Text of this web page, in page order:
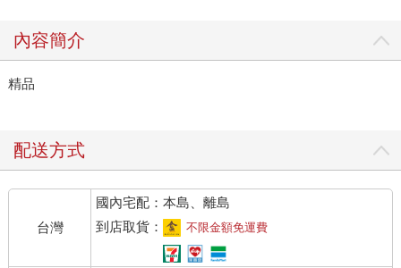
內容簡介
精品
配送方式
台灣
國內宅配：本島、離島
到店取貨：
不限金額免運費